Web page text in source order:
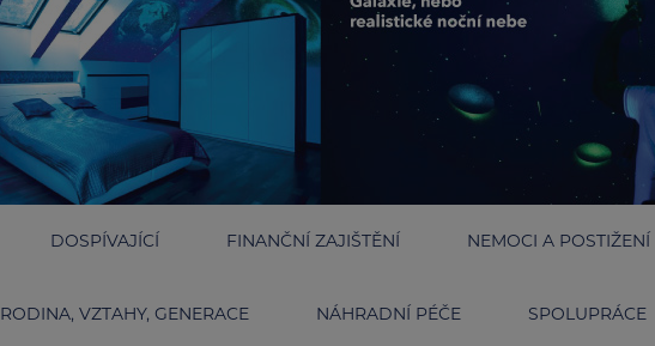
DOSPÍVAJÍCÍ FINANČNÍ ZAJIŠTĚNÍ NEMOCI A POSTIŽENÍ
RODINA, VZTAHY, GENERACE NÁHRADNÍ PÉČE SPOLUPRÁCE